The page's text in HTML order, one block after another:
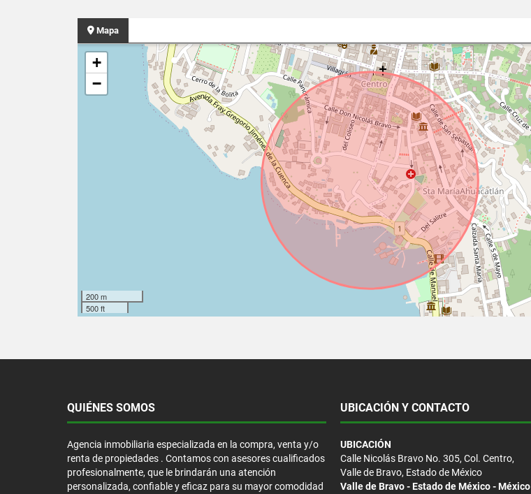
Mapa
+
−
200 m
500 ft
QUIÉNES SOMOS
Agencia inmobiliaria especializada en la compra, venta y/o
renta de propiedades . Contamos con asesores cualificados
profesionalmente, que le brindarán una atención
personalizada, confiable y eficaz para su mayor comodidad
UBICACIÓN Y CONTACTO
UBICACIÓN
Calle Nicolás Bravo No. 305, Col. Centro,
Valle de Bravo, Estado de México
Valle de Bravo - Estado de México - México